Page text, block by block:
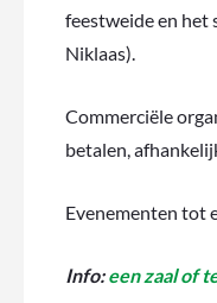
feestweide en het
Niklaas).
Commerciële
betalen,
Evenementen tot
Info:een zaal of